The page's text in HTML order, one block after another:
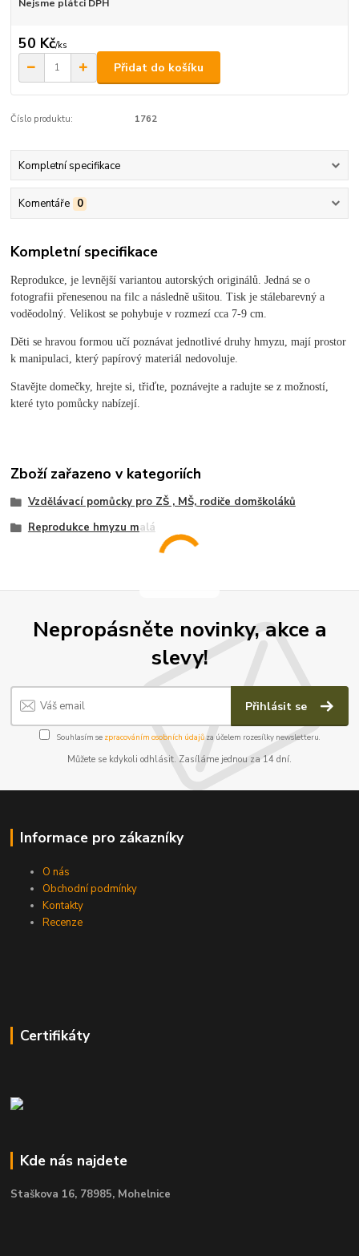
Nejsme plátci DPH
50 Kč/ks
Přidat do košíku
Číslo produktu: 1762
Kompletní specifikace
Komentáře 0
Kompletní specifikace
Reprodukce, je levnější variantou autorských originálů. Jedná se o
fotografii přenesenou na filc a následně ušitou. Tisk je stálebarevný a
voděodolný. Velikost se pohybuje v rozmezí cca 7-9 cm.
Děti se hravou formou učí poznávat jednotlivé druhy hmyzu, mají prostor
k manipulaci, který papírový materiál nedovoluje.
Stavějte domečky, hrejte si, třiďte, poznávejte a radujte se z možností,
které tyto pomůcky nabízejí.
Zboží zařazeno v kategoriích
Vzdělávací pomůcky pro ZŠ , MŠ, rodiče domškoláků
Reprodukce hmyzu malá
Nepropásněte novinky, akce a
slevy!
Přihlásit se
Souhlasím se zpracováním osobních údajůza účelem rozesílky newsletteru.
Můžete se kdykoli odhlásit. Zasíláme jednou za 14 dní.
Informace pro zákazníky
O nás
Obchodní podmínky
Kontakty
Recenze
Certifikáty
Kde nás najdete
Staškova 16, 78985, Mohelnice